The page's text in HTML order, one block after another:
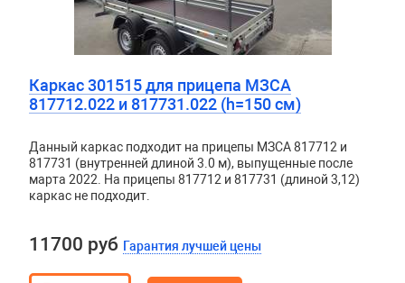
Каркас 301515 для прицепа МЗСА
817712.022 и 817731.022 (h=150 см)
Данный каркас подходит на прицепы МЗСА 817712 и
817731 (внутренней длиной 3.0 м), выпущенные после
марта 2022. На прицепы 817712 и 817731 (длиной 3,12)
каркас не подходит.
11700 руб Гарантия лучшей цены